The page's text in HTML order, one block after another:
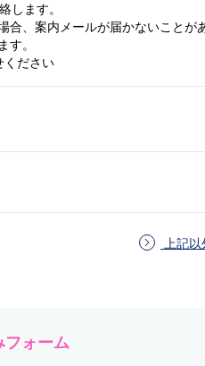
します。
、案内メールが届かないことが
す。
ください
上記
フォーム